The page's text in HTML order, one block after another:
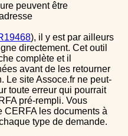
), il y est par ailleurs
directement. Cet outil
complète et il
avant de les retourner
Le site Assoce.fr ne peut-
toute erreur qui pourrait
pré-rempli. Vous
CERFA les documents à
type de demande.